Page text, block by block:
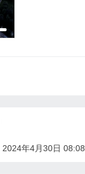
2024年4月30日 08:08